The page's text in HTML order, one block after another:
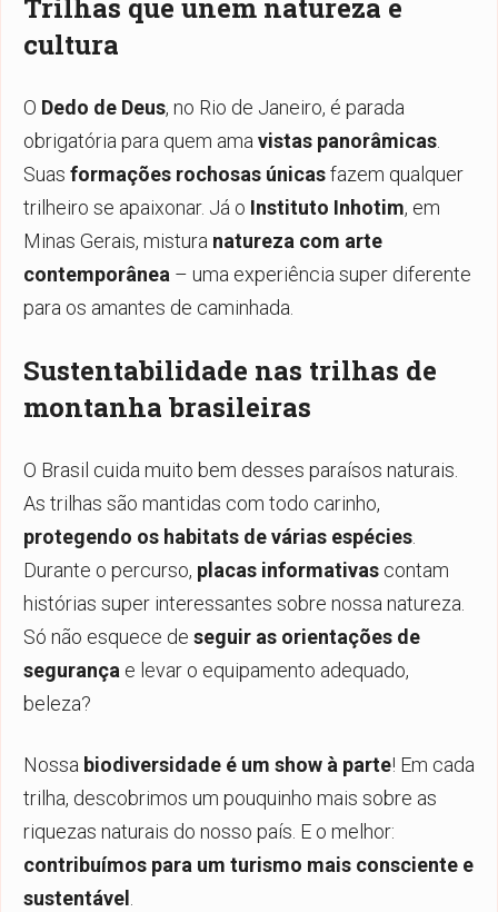
Trilhas que unem natureza e
cultura
O Dedo de Deus, no Rio de Janeiro, é parada
obrigatória para quem ama vistas panorâmicas
Suas formações rochosas únicasfazem qualquer
trilheiro se apaixonar. Já o Instituto Inhotim, em
Minas Gerais, mistura natureza com arte
contemporânea – uma experiência super diferente
para os amantes de caminhada.
Sustentabilidade nas trilhas de
montanha brasileiras
O Brasil cuida muito bem desses paraísos naturais.
As trilhas são mantidas com todo carinho,
protegendo os habitats de várias espécies
Durante o percurso, placas informativas contam
histórias super interessantes sobre nossa natureza.
Só não esquece de seguir as orientações de
segurança e levar o equipamento adequado,
beleza?
Nossa biodiversidade é um show à parte! Em cada
trilha, descobrimos um pouquinho mais sobre as
riquezas naturais do nosso país. E o melhor:
contribuímos para um turismo mais consciente e
sustentável